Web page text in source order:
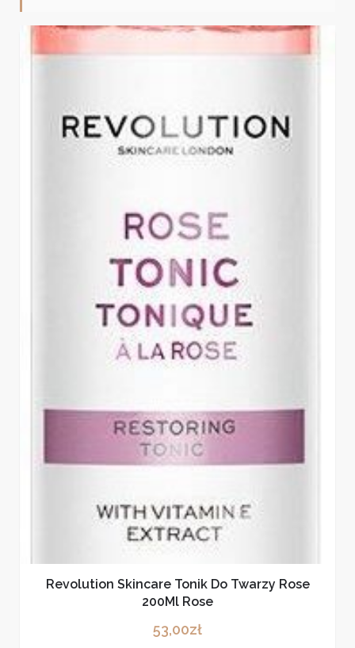
Revolution Skincare Tonik Do Twarzy Rose
200Ml Rose
53,00zł